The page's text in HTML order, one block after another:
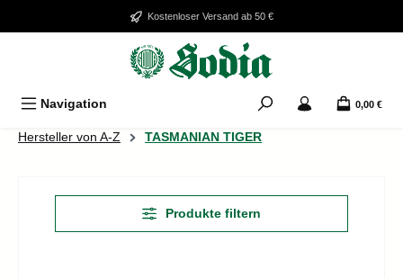
Zum Hauptinhalt springenKostenloser Versand ab 50 €
Navigation 0,00 €
Hersteller von A-Z TASMANIAN TIGER
Produkte filtern